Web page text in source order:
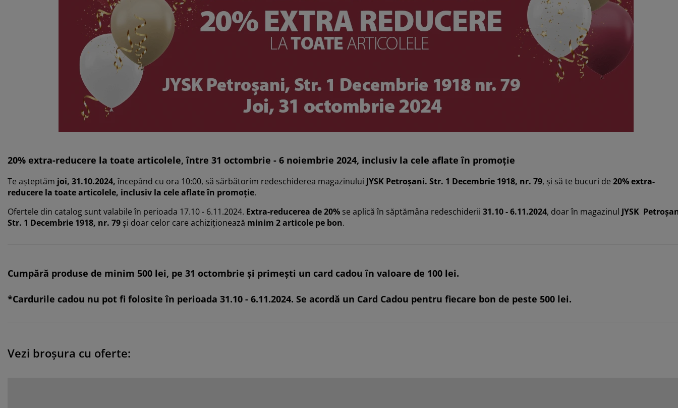
20% extra-reducere la toate articolele, între 31 octombrie - 6 noiembrie 2024, inclusiv la cele aflate în promoție
Te așteptăm joi, 31.10.2024,începând cu ora 10:00, să sărbătorim redeschiderea magazinului JYSK Petroșani. Str. 1 Decembrie 1918, nr. 79, și să te bucuri de 20% extra-
reducere la toate articolele, inclusiv la cele aflate în promoție.
Ofertele din catalog sunt valabile în perioada 17.10 - 6.11.2024. Extra-reducerea de 20% se aplică în săptămâna redeschiderii 31.10 - 6.11.2024, doar în magazinul JYSK
Str. 1 Decembrie 1918, nr. 79 și doar celor care achiziționează minim 2 articole pe bon.
Cumpără produse de minim 500 lei, pe 31 octombrie și primești un card cadou în valoare de 100 lei.
*Cardurile cadou nu pot fi folosite în perioada 31.10 - 6.11.2024. Se acordă un Card Cadou pentru fiecare bon de peste 500 lei.
Vezi broșura cu oferte: